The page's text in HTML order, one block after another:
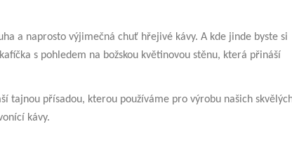
a naprosto výjimečná chuť hřejivé kávy. A kde jinde byste si
s pohledem na božskou květinovou stěnu, která přináší
tajnou přísadou, kterou používáme pro výrobu našich
kávy.